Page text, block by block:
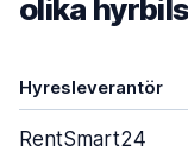
olika
Hyresleverantör
RentSmart24